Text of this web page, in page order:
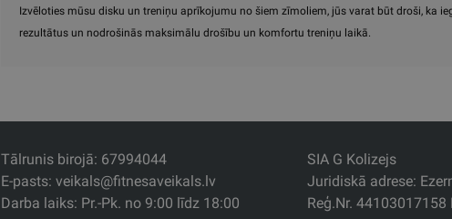
Izvēloties mūsu disku un treniņu aprīkojumu no šiem zīmoliem, jūs varat būt droši, ka
rezultātus un nodrošinās maksimālu drošību un komfortu treniņu laikā.
Tālrunis birojā: 67994044
E-pasts: veikals@fitnesaveikals.lv
Darba laiks: Pr.-Pk. no 9:00 līdz 18:00
SIA G Kolizejs
Juridiskā adrese:
Reģ.Nr.